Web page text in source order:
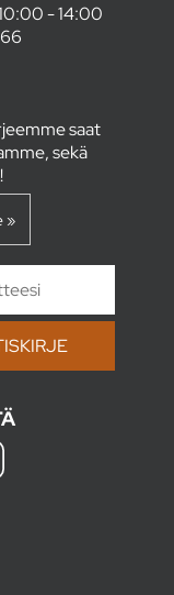
- 14:00
saat
sekä
»